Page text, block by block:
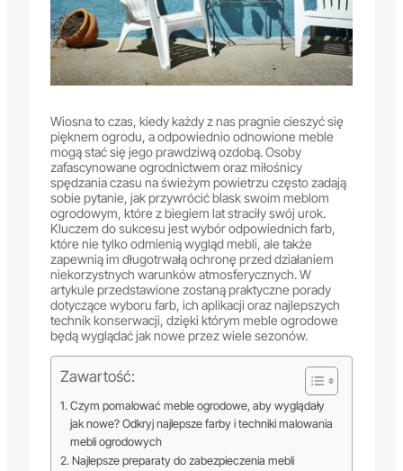
Wiosna to czas, kiedy każdy z nas pragnie cieszyć się
pięknem ogrodu, a odpowiednio odnowione meble
mogą stać się jego prawdziwą ozdobą. Osoby
zafascynowane ogrodnictwem oraz miłośnicy
spędzania czasu na świeżym powietrzu często zadają
sobie pytanie, jak przywrócić blask swoim meblom
ogrodowym, które z biegiem lat straciły swój urok.
Kluczem do sukcesu jest wybór odpowiednich farb,
które nie tylko odmienią wygląd mebli, ale także
zapewnią im długotrwałą ochronę przed działaniem
niekorzystnych warunków atmosferycznych. W
artykule przedstawione zostaną praktyczne porady
dotyczące wyboru farb, ich aplikacji oraz najlepszych
technik konserwacji, dzięki którym meble ogrodowe
będą wyglądać jak nowe przez wiele sezonów.
Zawartość:
Czym pomalować meble ogrodowe, aby wyglądały
jak nowe? Odkryj najlepsze farby i techniki malowania
mebli ogrodowych
Najlepsze preparaty do zabezpieczenia mebli